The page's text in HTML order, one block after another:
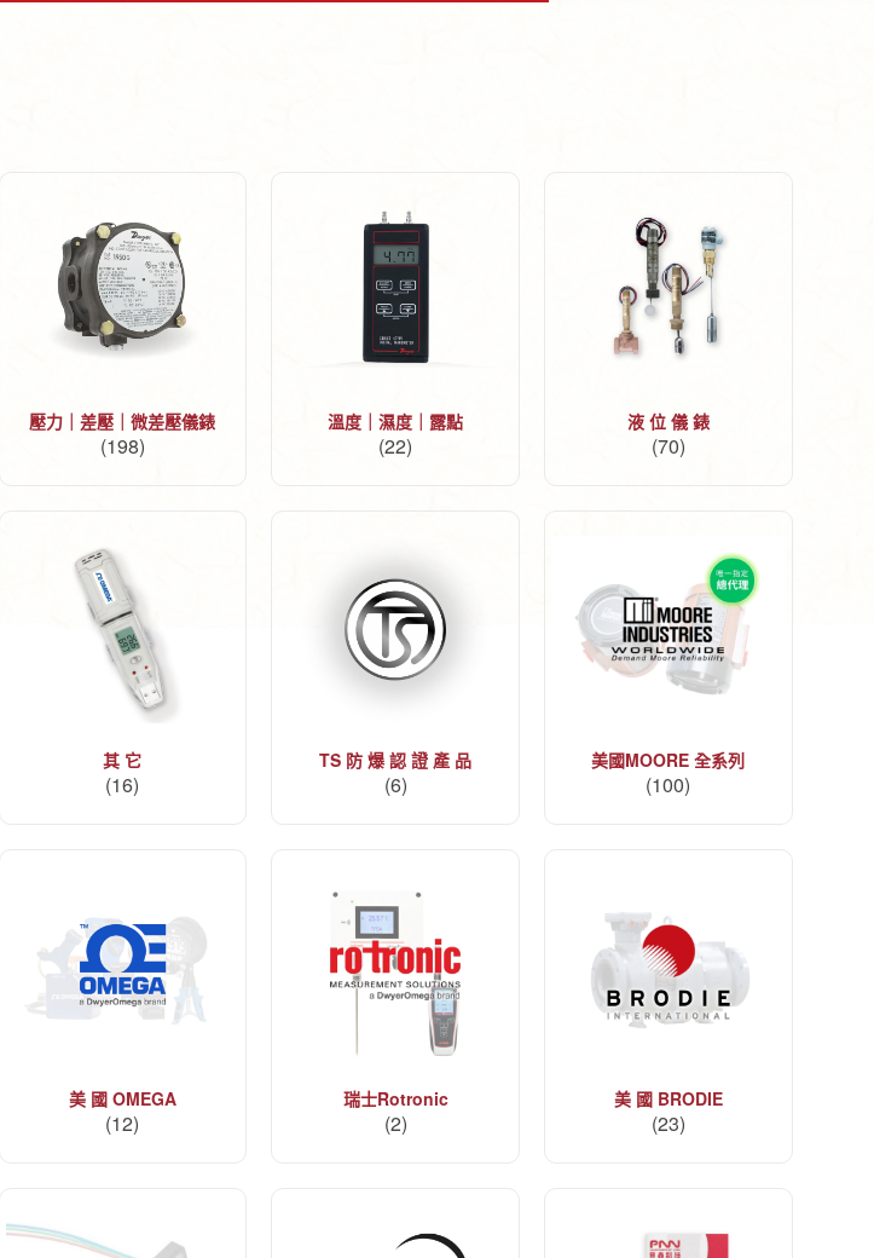
壓力｜差壓｜微差壓儀錶
(198)
溫度｜濕度｜露點
(22)
液 位 儀 錶
(70)
其 它
(16)
TS 防 爆 認 證 產 品
(6)
美國MOORE 全系列
(100)
美 國 OMEGA
(12)
瑞士Rotronic
(2)
美 國 BRODIE
(23)